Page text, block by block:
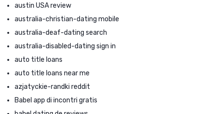
austin USA review
australia-christian-dating mobile
australia-deaf-dating search
australia-disabled-dating sign in
auto title loans
auto title loans near me
azjatyckie-randki reddit
Babel app di incontri gratis